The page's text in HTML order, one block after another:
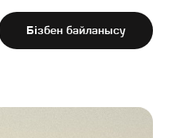
Бізбен байланысу